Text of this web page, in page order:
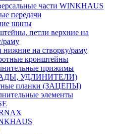
части WINKHAUS
передачи
шины
петли верхние на
раму
нижние на створку/раму
кронштейны
прижимы
УДЛИНИТЕЛИ)
планки (ЗАЦЕПЫ)
элементы